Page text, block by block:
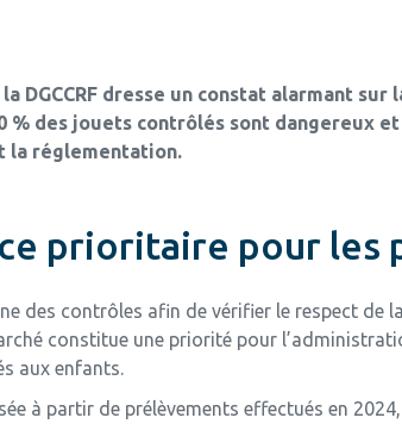
la DGCCRF dresse un constat alarmant
% des jouets contrôlés sont dangereux
la réglementation.
prioritaire pour les
des contrôles afin de vérifier le respect
constitue une priorité pour
aux enfants.
à partir de prélèvements effectués en